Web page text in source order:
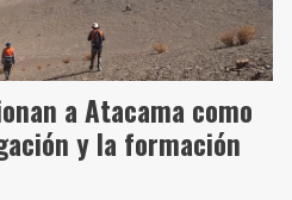
a Atacama como
y la formación